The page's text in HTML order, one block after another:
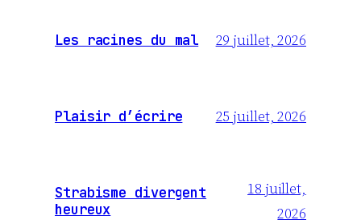
Les racines du mal 29 juillet, 2026
Plaisir d’écrire 25 juillet, 2026
Strabisme divergent
heureux
18 juillet,
2026